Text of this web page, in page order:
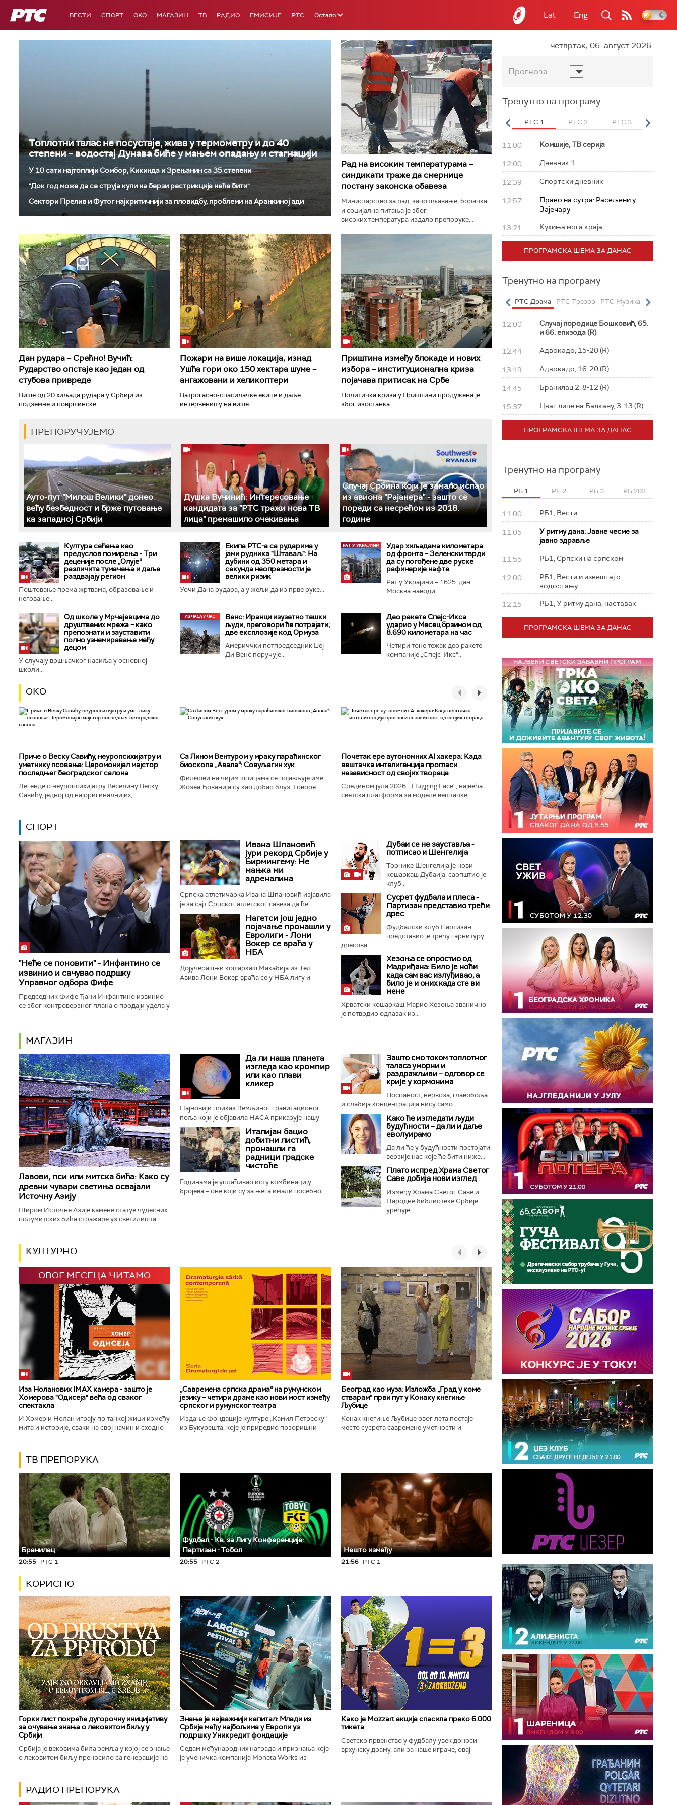
РТС ВЕСТИ СПОРТ OKO МАГАЗИН ТВ РАДИО ЕМИСИЈЕ РТС Остало Lat Eng
Топлотни талас не посустаје, жива у термометру и до 40
степени – водостај Дунава биће у мањем опадању и стагнацији
У 10 сати најтоплији Сомбор, Кикинда и Зрењанин са 35 степени
"Док год може да се струја купи на берзи рестрикција неће бити"
Сектори Прелив и Футог најкритичнији за пловидбу, проблеми на Аранкиној ади
Рад на високим температурама –
синдикати траже да смернице
постану законска обавеза
Министарство за рад, запошљавање, борачка
и социјална питања је због
високих температура издало препоруке...
Дан рудара – Срећно! Вучић:
Рударство опстаје као један од
стубова привреде
Више од 20 хиљада рудара у Србији из
подземне и површинске...
Пожари на више локација, изнад
Ушћа гори око 150 хектара шуме –
ангажовани и хеликоптери
Ватрогасно-спасилачке екипе и даље
интервенишу на више...
Приштина између блокаде и нових
избора – институционална криза
појачава притисак на Србе
Политичка криза у Приштини продужена је
због изостанка...
ПРЕПОРУЧУЈЕМО
Ауто-пут "Милош Велики" донео
већу безбедност и брже путовање
ка западној Србији
Душка Вучинић: Интересовање
кандидата за "РТС тражи нова ТВ
лица" премашило очекивања
Случај Србина који је замало испао
из авиона "Рајанера" - зашто се
пореди са несрећом из 2018.
године
Култура сећања као
предуслов помирења ­- Три
деценије после „Олује“
различита тумачења и даље
раздвајају регион
Поштовање према жртвама, образовање и
неговање...
Екипа РТС-а са рударима у
јами рудника "Штаваљ": На
дубини од 350 метара и
секунда неопрезности је
велики ризик
Уочи Дана рудара, а у жељи да из прве руке...
Удар хиљадама километара
од фронта – Зеленски тврди
да су погођене две руске
рафинерије нафте
Рат у Украјини – 1625. дан.
Москва наводи...
Од школе у Мрчајевцима до
друштвених мрежа – како
препознати и зауставити
полно узнемиравање међу
децом
У случају вршњачког насиља у основној
школи...
Венс: Иранци изузетно тешки
људи, преговори ће потрајати;
две експлозије код Ормуза
Америччки потпредседник Џеј
Ди Венс поручује...
Део ракете Спејс-Икса
ударио у Месец брзином од
8.690 километара на час
Четири тоне тежак део ракете
компаније „Спејс-Икс“...
ОКО
Приче о Веску Савићу, неуропсихијатру и
уметнику псовања: Церомонијал мајстор
последњег београдског салона
Легенде о неуропсихијатру Веселину Веску
Савићу, једној од најоригиналнијих,
Београду...
Са Лином Вентуром у мраку параћинског
биоскопа „Авала“: Совуљагин хук
Филмови на чијим шпицама се појављује име
Жозеа Ђованија су као добар блуз. Говоре
Почетак ере аутономних AI хакера: Када
вештачка интелигенција прогласи
независност од својих твораца
Средином јула 2026. „Hugging Face“, највећа
светска платформа за моделе вештачке
СПОРТ
"Неће се поновити" - Инфантино се
извинио и сачувао подршку
Управног одбора Фифе
Председник Фифе Ђани Инфантино извинио
се због контроверзног плана о продаји удела у
Ивана Шпановић
јури рекорд Србије у
Бирмингему: Не
мањка ми
адреналина
Српска атлетичарка Ивана Шпановић изјавила
је за сајт Српског атлетског савеза да ће
тежити обарању државног рекорда и уједно
најбољег резултата на свету...Нагетси још једно
појачање пронашли у
Евролиги - Лони
Вокер се враћа у
НБА
Дојучерашњи кошаркаш Макабија из Тел
Авива Лони Вокер враћа се у НБА лигу и
Дубаи се не зауставља -
потписао и Шенгелија
Торнике Шенгелија је нови
кошаркаш Дубаија, саопштио је
клуб...
Сусрет фудбала и плеса -
Партизан представио трећи
дрес
Фудбалски клуб Партизан
представио је трећу гарнитуру
дресова...
Хезоња се опростио од
Мадриђана: Било је ноћи
када сам вас излуђивао, а
било је и оних када сте ви
мене
Хрватски кошаркаш Марио Хезоња званично
је потврдио одлазак из...
МАГАЗИН
Лавови, пси или митска бића: Како су
древни чувари светиња освајали
Источну Азију
Широм Источне Азије камене статуе чудесних
полумитских бића стражаре уз светилишта:
Да ли наша планета
изгледа као кромпир
или као плави
кликер
Најновији приказ Земљиног гравитационог
поља који је објавила НАСА приказује нашу
планету као „кромпир", уместо познатог
„плавог кликера", што је изазвало...
Италијан бацио
добитни листић,
пронашли га
радници градске
чистоће
Годинама је уплаћивао исту комбинацију
бројева – оне који су за њега имали посебно
Зашто смо током топлотног
таласа уморни и
раздражљиви – одговор се
крије у хормонима
Поспаност, нервоза, главобоља
и слабија концентрација нису само...
Како ће изгледати људи
будућности – да ли и даље
еволуирамо
Да ли ће у будућности постојати
верзије нас које ће бити ниже...
Плато испред Храма Светог
Саве добија нови изглед
Између Храма Светог Саве и
Народне библиотеке Србије
уређује...
КУЛТУРНО
ОВОГ МЕСЕЦА ЧИТАМО
Иза Ноланових IMAX камера - зашто је
Хомерова "Одисеја" већа од сваког
спектакла
И Хомер и Нолан играју по танкој жици између
мита и историје, сваки на свој начин и сходно
„Савремена српска драма“ на румунском
језику – четири драме као нови мост између
српског и румунског театра
Издање Фондације културе „Камил Петреску“
из Букурешта, које је приредио позоришни
Београд као муза: Изложба „Град у коме
стварам“ први пут у Конаку кнегиње
Љубице
Конак кнегиње Љубице овог лета постаје
место сусрета савремене уметности и
ТВ ПРЕПОРУКА
Бранилац
20:55 РТС 1
Фудбал - Кв. за Лигу Конференције:
Партизан - Тобол
20:55 РТС 2
Нешто између
21:56 РТС 1
КОРИСНО
Горки лист покреће дугорочну иницијативу
за очување знања о лековитом биљу у
Србији
Србија је вековима била земља у којој се знање
о лековитом биљу преносило са генерације на
Знање је најважнији капитал: Млади из
Србије међу најбољима у Европи уз
подршку Уникредит фондације
Седам међународних награда и признања које
је ученичка компанија Moneta Works из
Како је Mozzart акција спасила преко 6.000
тикета
Светско првенство у фудбалу увек доноси
врхунску драму, али за наше играче, овај
РАДИО ПРЕПОРУКА
четвртак, 06. август 2026.
Прогноза
Тренутно на програму
РТС 3 РТС Свет РТС HD РТС 1 РТС 2 РТС 3 РТС
11:00 Комшије, ТВ серија
12:00 Дневник 1
12:39 Спортски дневник
12:57
Право на сутра: Расељени у
Зајечару
13:21 Кухиња мога краја
ПРОГРАМСКА ШЕМА ЗА ДАНАС
Тренутно на програму
РТС Класика РТС Коло РТС Полетарац РТС Драма РТС Трезор РТС Музика РТС
12:00
Случај породице Бошковић, 65.
и 66. епизода (R)
12:44 Адвокадо, 15-20 (R)
13:19 Адвокадо, 16-20 (R)
14:45 Бранилац 2, 8-12 (R)
15:37 Цват липе на Балкану, 3-13 (R)
ПРОГРАМСКА ШЕМА ЗА ДАНАС
Тренутно на програму
РБ 1 РБ 2 РБ 3 РБ 202
11:00 РБ1, Вести
11:05
У ритму дана: Јавне чесме за
јавно здравље
11:55 РБ1, Српски на српском
12:00
РБ1, Вести и извештај о
водостању
12:15 РБ1, У ритму дана, наставак
ПРОГРАМСКА ШЕМА ЗА ДАНАС